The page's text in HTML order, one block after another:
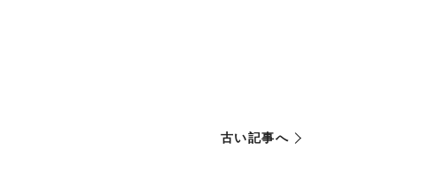
古い記事へ